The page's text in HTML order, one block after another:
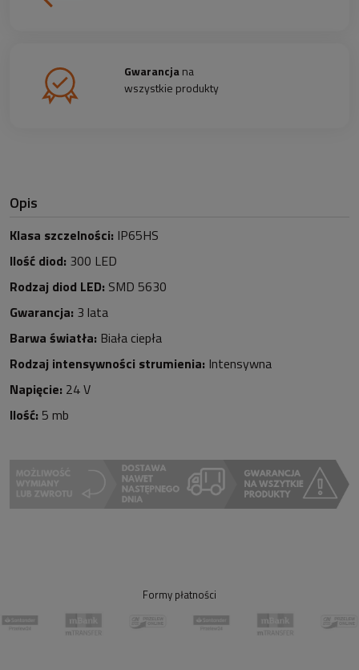
Gwarancjana
wszystkie produkty
Opis
Klasa szczelności: IP65HS
Ilość diod: 300 LED
Rodzaj diod LED: SMD 5630
Gwarancja: 3 lata
Barwa światła: Biała ciepła
Rodzaj intensywności strumienia: Intensywna
Napięcie: 24 V
Ilość: 5 mb
Formy płatności